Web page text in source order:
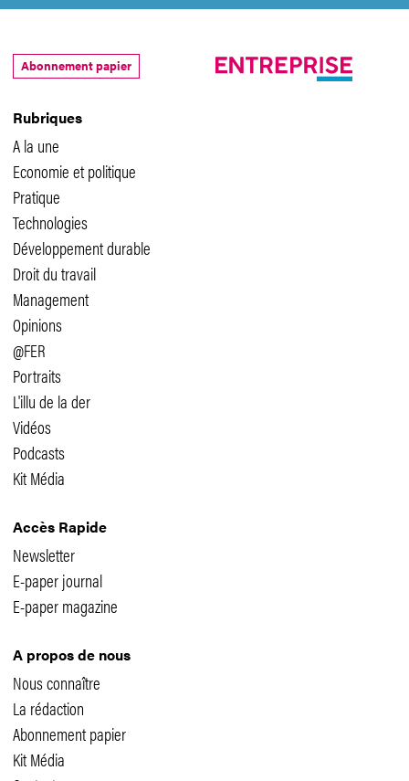
Rubriques
A la une
Economie et politique
Pratique
Technologies
Développement durable
Droit du travail
Management
Opinions
@FER
Portraits
L'illu de la der
Vidéos
Podcasts
Kit Média
Accès Rapide
Newsletter
E-paper journal
E-paper magazine
A propos de nous
Nous connaître
La rédaction
Abonnement papier
Kit Média
Abonnement papier